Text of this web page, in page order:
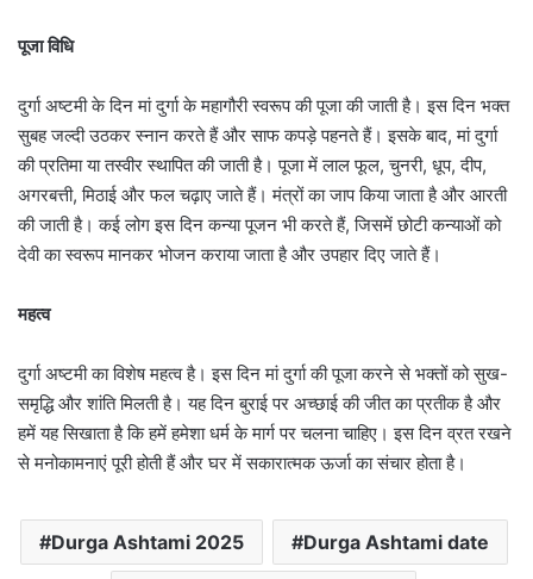
पूजा विधि
दुर्गा अष्टमी के दिन मां दुर्गा के महागौरी स्वरूप की पूजा की जाती है। इस दिन भक्त
सुबह जल्दी उठकर स्नान करते हैं और साफ कपड़े पहनते हैं। इसके बाद, मां दुर्गा
की प्रतिमा या तस्वीर स्थापित की जाती है। पूजा में लाल फूल, चुनरी, धूप, दीप,
अगरबत्ती, मिठाई और फल चढ़ाए जाते हैं। मंत्रों का जाप किया जाता है और आरती
की जाती है। कई लोग इस दिन कन्या पूजन भी करते हैं, जिसमें छोटी कन्याओं को
देवी का स्वरूप मानकर भोजन कराया जाता है और उपहार दिए जाते हैं।
महत्व
दुर्गा अष्टमी का विशेष महत्व है। इस दिन मां दुर्गा की पूजा करने से भक्तों को सुख-
समृद्धि और शांति मिलती है। यह दिन बुराई पर अच्छाई की जीत का प्रतीक है और
हमें यह सिखाता है कि हमें हमेशा धर्म के मार्ग पर चलना चाहिए। इस दिन व्रत रखने
से मनोकामनाएं पूरी होती हैं और घर में सकारात्मक ऊर्जा का संचार होता है।
Durga Ashtami 2025 Durga Ashtami date